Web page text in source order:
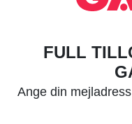
FULL
Ange din